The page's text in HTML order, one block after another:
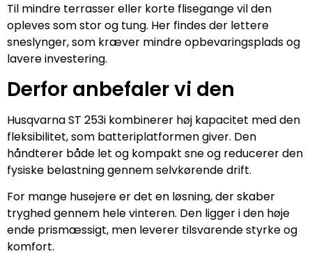
Til mindre terrasser eller korte flisegange vil den
opleves som stor og tung. Her findes der lettere
sneslynger, som kræver mindre opbevaringsplads og
lavere investering.
Derfor anbefaler vi den
Husqvarna ST 253i kombinerer høj kapacitet med den
fleksibilitet, som batteriplatformen giver. Den
håndterer både let og kompakt sne og reducerer den
fysiske belastning gennem selvkørende drift.
For mange husejere er det en løsning, der skaber
tryghed gennem hele vinteren. Den ligger i den høje
ende prismæssigt, men leverer tilsvarende styrke og
komfort.